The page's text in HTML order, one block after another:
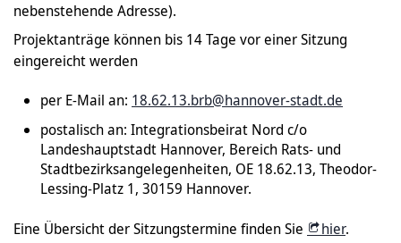
nebenstehende Adresse).
Projektanträge können bis 14 Tage vor einer Sitzung
eingereicht werden
per E-Mail an: 18.62.13.brb@hannover-stadt.de
postalisch an: Integrationsbeirat Nord c/o
Landeshauptstadt Hannover, Bereich Rats- und
Stadtbezirksangelegenheiten, OE 18.62.13, Theodor-
Lessing-Platz 1, 30159 Hannover.
Eine Übersicht der Sitzungstermine finden Sie hier.